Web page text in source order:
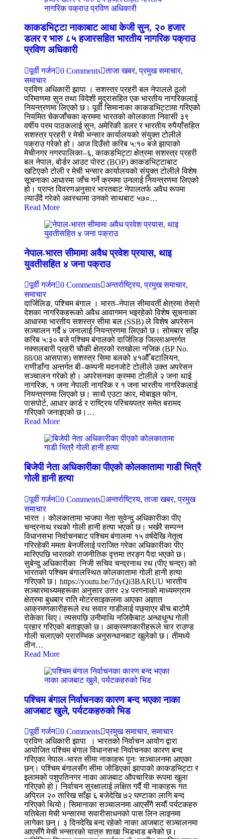
काकडभिट्टा नाकाबाट आधा केजी सुन, २० हजार
डलर र भारु ८५ हजारसहित भारतीय नागरिक पक्राउ
प्रविण अधिकारी
पूर्वी गर्जन 0 Comments ताजा खबर,प्रमुख समाचार,
समाचार
प्रविण अधिकारी झापा । सशस्त्र प्रहरी बल नेपालले ठूलो
परिमाणमा सुन तथा विदेशी मुद्रासहित एक भारतीय नागरिकलाई
नियन्त्रणमा लिएको छ। पूर्वी सिमानाका काकडभिट्टामा गरिएको
नियमित चेकजाँचका क्रममा भारतको कोलकाता निवासी ३९
वर्षीय परम पाठकलाई सुन, अमेरिकी डलर र भारतीय रुपैयाँसहित
सशस्त्र प्रहरी र मेची भन्सार कार्यालयको संयुक्त टोलीले
पक्राउ गरेको हो। आज दिउँसो करिब ५:१० बजे झापाको
मेचीनगर नगरपालिका–६, काकडभिट्टा क्षेत्रमा सशस्त्र प्रहरी
बल नेपाल, बोर्डर आउट पोस्ट (BOP) काकडभिट्टाबाट
खटिएको टोली र मेची भन्सार कार्यालयको संयुक्त टोलीले विशेष
सूचनाका आधारमा जाँच गर्ने क्रममा उनलाई नियन्त्रणमा लिएको
हो। प्राप्त विवरणअनुसार भारतबाट नेपालतर्फ अवैध रूपमा
ल्याउँदै गरेको अवस्थामा उनको साथबाट ५७०…
Read More
नेपाल-भारत सीमामा अवैध प्रवेश प्रयास, थाइ
युवतीसहित ४ जना पक्राउ
पूर्वी गर्जन 0 Comments अन्तर्राष्ट्रिय,प्रमुख समाचार,
समाचार
दार्जिलिङ, पश्चिम बंगाल । भारत–नेपाल सीमावर्ती क्षेत्रमा तेस्रो
देशका नागरिकहरूको अवैध आवागमन भइरहेको विशेष सूचनाका
आधारमा भारतीय सशस्त्र सीमा बल (SSB) ले विशेष अपरेसन
सञ्चालन गर्दै ४ जनालाई नियन्त्रणमा लिएको छ। सोमबार साँझ
करिब ५:३० बजे पश्चिम बंगालको दार्जिलिङ जिल्लाअन्तर्गत
नक्सलबारी प्रहरी चौकी क्षेत्रको रतखोला नजिक (BP No.
88/08 आसपास) सशस्त्र सिमा बलको ४१औँ बटालियन,
राणीडाँगा अन्तर्गत बी–कम्पनी मदनजोटे टोलीले उक्त अपरेसन
सञ्चालन गरेको हो। अपरेसनका क्रममा टोलीले २ जना थाई
नागरिक, १ जना नेपाली नागरिक र १ जना भारतीय नागरिकलाई
नियन्त्रणमा लिएको छ। साथै एउटा कार, मोबाइल फोन,
पासपोर्ट, आधार कार्ड र राष्ट्रिय परिचयपत्र समेत बरामद
गरिएको जनाइएको छ।…
Read More
बिजेपी नेता अधिकारीका पीएको कोलकातामा गाडी भित्रै
गोली हानी हत्या
पूर्वी गर्जन 0 Comments अन्तर्राष्ट्रिय,ताजा खबर,प्रमुख
समाचार
भारत । कोलकातामा भाजपा नेता सुवेन्दु अधिकारीका पीए
चन्द्रनाथ रथको गोली हानी हत्या भएको छ। भर्खरै सम्पन्न
विधानसभा निर्वाचनबाट पश्चिम बंगालमा १५ वर्षदेखि नेतृत्व
गरिरहेकी ममता बेनर्जीलाई पराजित गरेका अधिकारीका पीए
मारिएपछि भारतको राजनीतिक वृत्तमा तरङ्ग पैदा भएको छ।
सुबेन्दु अधिकारीका निजी सचिव चन्द्रनाथ रथ (पीए चन्द्र) को
भारतको पश्चिम बंगालस्थित कोलकातामा गोली हानी हत्या
गरिएको छ। https://youtu.be/7dyQi3BARUU भारतीय
सञ्चारमाध्यमहरूका अनुसार उत्तर २४ परगनाको माध्यमग्राम
क्षेत्रमा बुधबार राति मोटरसाइकलमा आएका अज्ञात
आक्रमणकारीहरूले रथ सवार गाडीलाई पछ्याएर बीच बाटोमै
रोकेका थिए। त्यसपछि उनीमाथि नजिकैबाट अन्धाधुन्ध गोली
प्रहार गरिएको बताइएको छ। आक्रमणकारीहरूले चार राउण्ड
गोली चलाएको प्रारम्भिक अनुसन्धानबाट खुलेको छ। तीमध्ये
तीन…
Read More
पश्चिम बंगाल निर्वाचनका कारण बन्द भएका नाका
आजबाट खुले, पर्यटकहरुको भिड
पूर्वी गर्जन 0 Comments प्रमुख समाचार,समाचार
प्रविण अधिकारी झापा । भारतको निर्वाचन आयोग द्वारा
आयोजित पश्चिम बंगाल विधानसभा निर्वाचनका कारण बन्द
गरिएका नेपाल–भारत सीमा नाकाहरू पुनः सञ्चालनमा आएका
छन्। पश्चिम बंगालसँग सीमा जोडिएका झापाको काकडभिट्टा र
इलामको पशुपतिनगर नाका आजबाट औपचारिक रूपमा खुला
गरिएको हो। निर्वाचन सुरक्षालाई लक्षित गर्दै यी नाकाहरू गत
अप्रिल २० तारिख साँझ ६ बजेदेखि ७२ घण्टाका लागि बन्द
गरिएको थियो। सिमानाका सञ्चालनमा आएसँगै सयौं पर्यटकहरु
यतिबेला मेची भन्सारमा सवारीसाधनको पास लिन लाइनमा
लागेका छन्। ३ दिनदेखि बन्द रहेको नाका आजबाट सञ्चालनमा
आएसँगै मेची भन्सारको यात्रु शाखा भिडभाड बनेको छ।